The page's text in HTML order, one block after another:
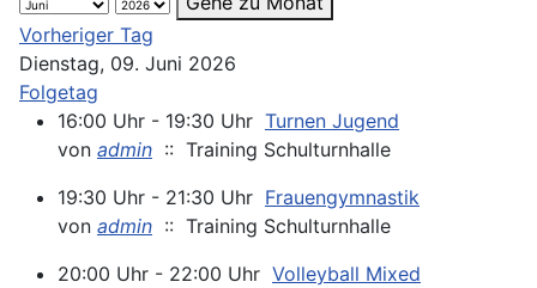
Vorheriger Tag
Dienstag, 09. Juni 2026
Folgetag
16:00 Uhr - 19:30 Uhr Turnen Jugend
von admin :: Training Schulturnhalle
19:30 Uhr - 21:30 Uhr Frauengymnastik
von admin :: Training Schulturnhalle
20:00 Uhr - 22:00 Uhr Volleyball Mixed